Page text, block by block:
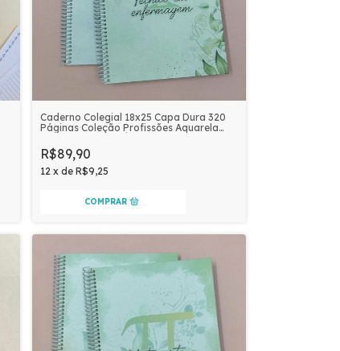
Caderno Colegial 18x25 Capa Dura 320
Páginas Coleção Profissões Aquarela
ENFERMAGEM
R$89,90
12 x de R$9,25